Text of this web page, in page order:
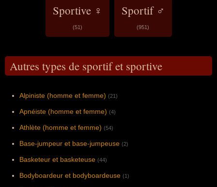
Sportive ♀
(51)
Sportif ♂
(951)
Autres types de sportif et sportive
Alpiniste (homme et femme) (21)
Apnéiste (homme et femme) (4)
Athlète (homme et femme) (54)
Base-jumpeur et base-jumpeuse (2)
Basketeur et basketeuse (44)
Bodyboardeur et bodyboardeuse (1)